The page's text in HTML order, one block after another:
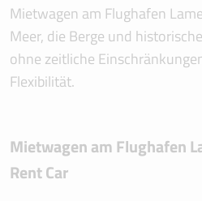
Mietwagen am Flughafen
Meer, die Berge und
ohne zeitliche
Flexibilität.
Mietwagen am Flughafen
Rent Car